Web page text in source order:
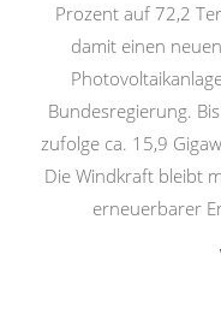
Prozent auf 72,2
damit einen
Bundesregierung.
zufolge ca. 15,9
Die Windkraft bleibt
erneuerbarer